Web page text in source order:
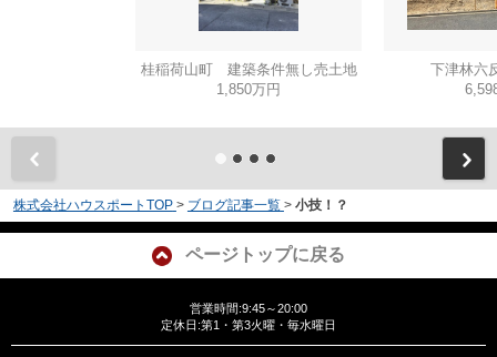
桂稲荷山町 建築条件無し売土地
1,850万円
下津林六
株式会社ハウスポートTOP > ブログ記事一覧 > 小技！？
ページトップに戻る
営業時間:9:45～20:00
定休日:第1・第3火曜・毎水曜日